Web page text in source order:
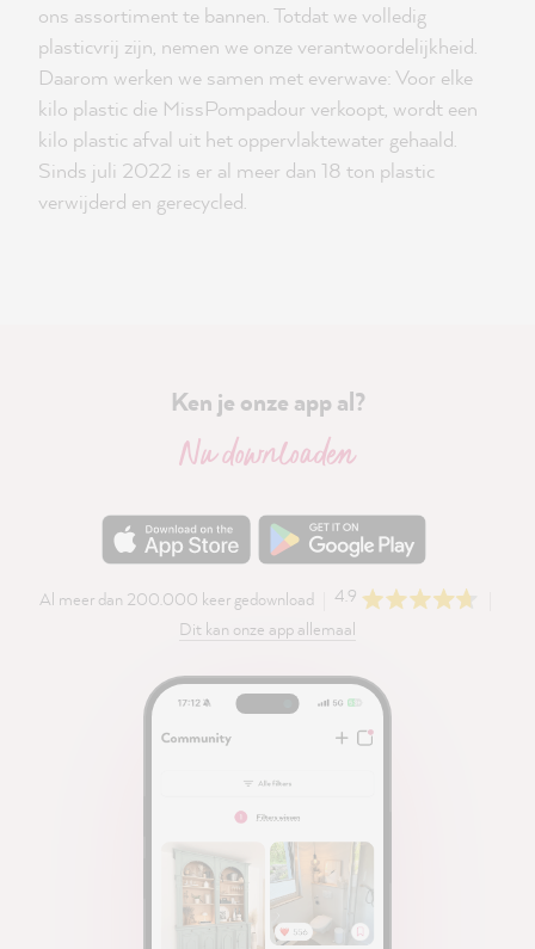
ons assortiment te bannen. Totdat we volledig
plasticvrij zijn, nemen we onze verantwoordelijkheid.
Daarom werken we samen met everwave: Voor elke
kilo plastic die MissPompadour verkoopt, wordt een
kilo plastic afval uit het oppervlaktewater gehaald.
Sinds juli 2022 is er al meer dan 18 ton plastic
verwijderd en gerecycled.
Ken je onze app al?
Nu downloaden
Al meer dan 200.000 keer gedownload
4.9
Dit kan onze app allemaal